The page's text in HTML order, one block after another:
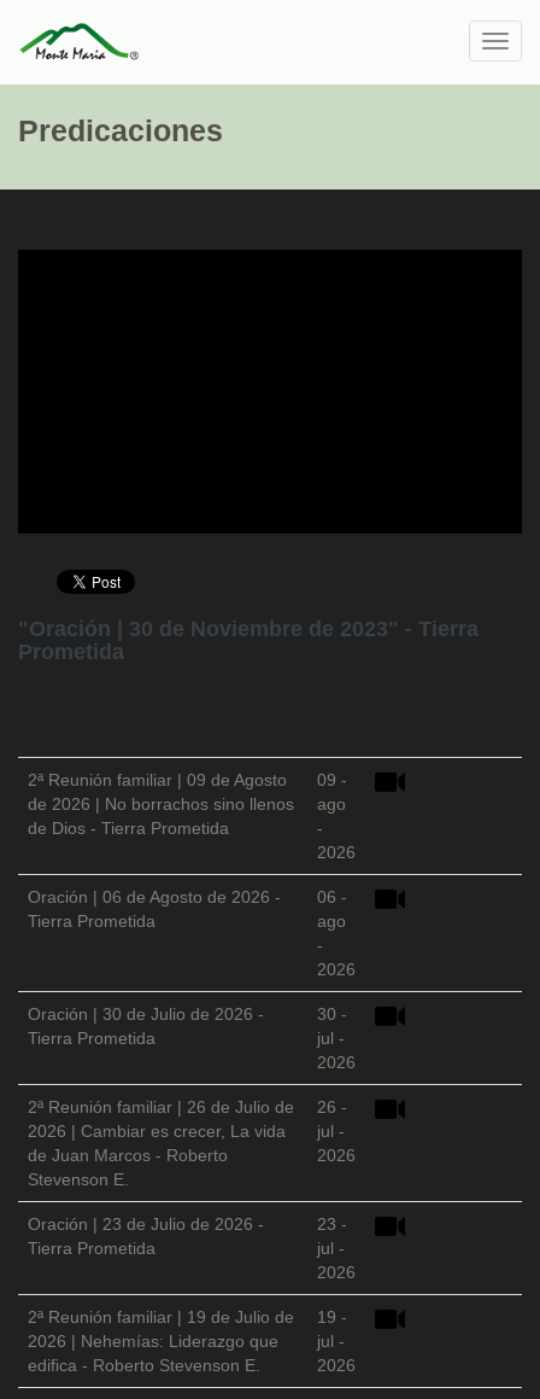
Predicaciones
"Oración | 30 de Noviembre de 2023" - Tierra
Prometida
2ª Reunión familiar | 09 de Agosto
de 2026 | No borrachos sino llenos
de Dios - Tierra Prometida
09 -
ago
-
2026
Oración | 06 de Agosto de 2026 -
Tierra Prometida
06 -
ago
-
2026
Oración | 30 de Julio de 2026 -
Tierra Prometida
30 -
jul -
2026
2ª Reunión familiar | 26 de Julio de
2026 | Cambiar es crecer, La vida
de Juan Marcos - Roberto
Stevenson E.
26 -
jul -
2026
Oración | 23 de Julio de 2026 -
Tierra Prometida
23 -
jul -
2026
2ª Reunión familiar | 19 de Julio de
2026 | Nehemías: Liderazgo que
edifica - Roberto Stevenson E.
19 -
jul -
2026